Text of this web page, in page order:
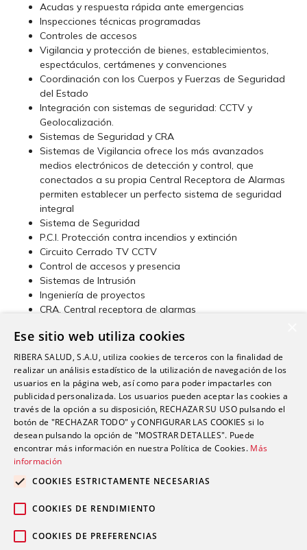
Acudas y respuesta rápida ante emergencias
Inspecciones técnicas programadas
Controles de accesos
Vigilancia y protección de bienes, establecimientos,
espectáculos, certámenes y convenciones
Coordinación con los Cuerpos y Fuerzas de Seguridad
del Estado
Integración con sistemas de seguridad: CCTV y
Geolocalización.
Sistemas de Seguridad y CRA
Sistemas de Vigilancia ofrece los más avanzados
medios electrónicos de detección y control, que
conectados a su propia Central Receptora de Alarmas
permiten establecer un perfecto sistema de seguridad
integral
Sistema de Seguridad
P.C.I. Protección contra incendios y extinción
Circuito Cerrado TV CCTV
Control de accesos y presencia
Sistemas de Intrusión
Ingeniería de proyectos
CRA. Central receptora de alarmas
Alarmas (particular y negocios) Security View
Ese sitio web utiliza cookies
RIBERA SALUD, S.A.U, utiliza cookies de terceros con la finalidad de
realizar un análisis estadístico de la utilización de navegación de los
usuarios en la página web, así como para poder impactarles con
publicidad personalizada. Los usuarios pueden aceptar las cookies a
través de la opción a su disposición, RECHAZAR SU USO pulsando el
botón de "RECHAZAR TODO" y CONFIGURAR LAS COOKIES si lo
desean pulsando la opción de "MOSTRAR DETALLES". Puede
encontrar más información en nuestra Política de Cookies. Más
información
COOKIES ESTRICTAMENTE NECESARIAS
COOKIES DE RENDIMIENTO
COOKIES DE PREFERENCIAS